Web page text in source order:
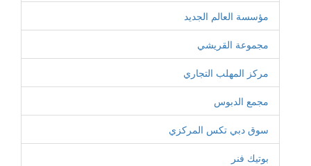
مؤسسة العالم الجديد
مجموعة القريشي
مركز المهلب التجاري
مجمع الدبوس
سوق دبي تكس المركزي
بوتيك فنر